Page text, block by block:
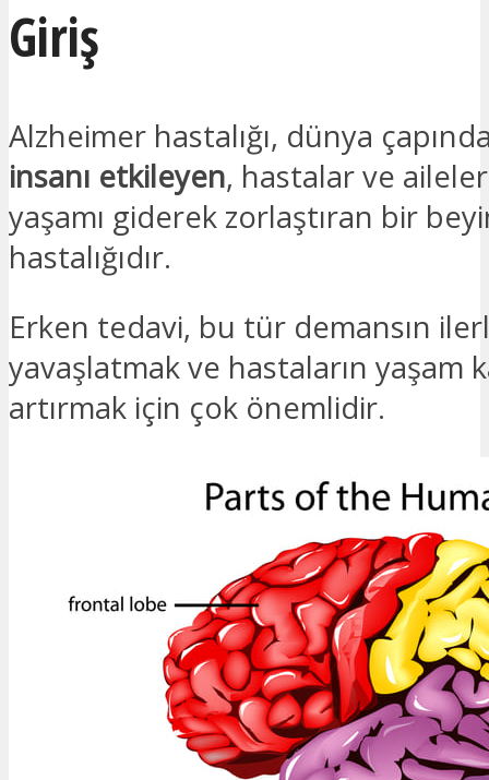
Giriş
Alzheimer hastalığı, dünya
insanı etkileyen, hastalar ve
yaşamı giderek zorlaştıran bir
hastalığıdır.
Erken tedavi, bu tür demansın
yavaşlatmak ve hastaların yaşam
artırmak için çok önemlidir.